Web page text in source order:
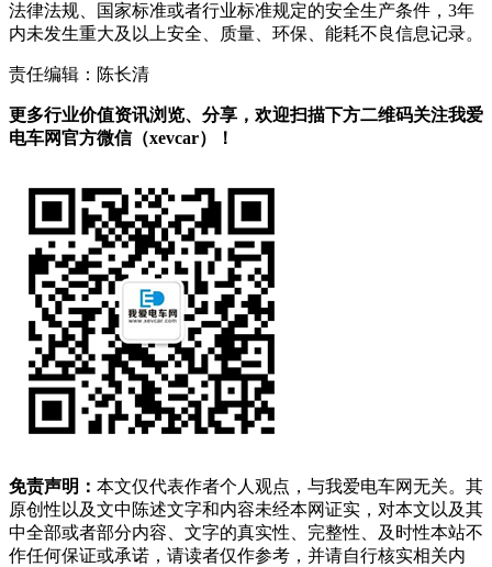
法律法规、国家标准或者行业标准规定的安全生产条件，3年
内未发生重大及以上安全、质量、环保、能耗不良信息记录。
责任编辑：陈长清
更多行业价值资讯浏览、分享，欢迎扫描下方二维码关注我爱
电车网官方微信（xevcar）！
免责声明： 本文仅代表作者个人观点，与我爱电车网无关。其
原创性以及文中陈述文字和内容未经本网证实，对本文以及其
中全部或者部分内容、文字的真实性、完整性、及时性本站不
作任何保证或承诺，请读者仅作参考，并请自行核实相关内